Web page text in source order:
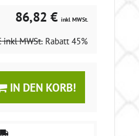
86,82 € inkl MWSt.
inkl MWSt. Rabatt 45%
IN DEN KORB!